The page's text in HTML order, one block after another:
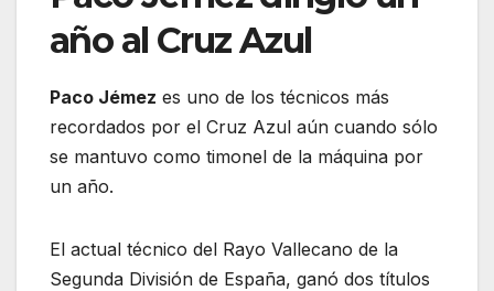
año al Cruz Azul
Paco Jémez es uno de los técnicos más
recordados por el Cruz Azul aún cuando sólo
se mantuvo como timonel de la máquina por
un año.
El actual técnico del Rayo Vallecano de la
Segunda División de España, ganó dos títulos